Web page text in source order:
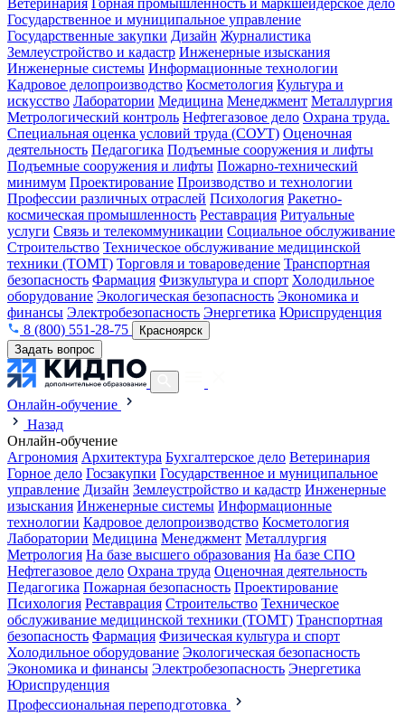
Ветеринария Горная промышленность и маркшейдерское дело
Государственное и муниципальное управление
Государственные закупки Дизайн Журналистика
Землеустройство и кадастр Инженерные изыскания
Инженерные системы Информационные технологии
Кадровое делопроизводство Косметология Культура и
искусство Лаборатории Медицина Менеджмент Металлургия
Метрологический контроль Нефтегазовое дело Охрана труда.
Специальная оценка условий труда (СОУТ) Оценочная
деятельность Педагогика Подъемные сооружения и лифты
Подъемные сооружения и лифты Пожарно-технический
минимум Проектирование Производство и технологии
Профессии различных отраслей Психология Ракетно-
космическая промышленность Реставрация Ритуальные
услуги Связь и телекоммуникации Социальное обслуживание
Строительство Техническое обслуживание медицинской
техники (ТОМТ) Торговля и товароведение Транспортная
безопасность Фармация Физкультура и спорт Холодильное
оборудование Экологическая безопасность Экономика и
финансы Электробезопасность Энергетика Юриспруденция
8 (800) 551-28-75
Красноярск
Задать вопрос
Онлайн-обучение
Назад
Онлайн-обучение
Агрономия Архитектура Бухгалтерское дело Ветеринария
Горное дело Госзакупки Государственное и муниципальное
управление Дизайн Землеустройство и кадастр Инженерные
изыскания Инженерные системы Информационные
технологии Кадровое делопроизводство Косметология
Лаборатории Медицина Менеджмент Металлургия
Метрология На базе высшего образования На базе СПО
Нефтегазовое дело Охрана труда Оценочная деятельность
Педагогика Пожарная безопасность Проектирование
Психология Реставрация Строительство Техническое
обслуживание медицинской техники (ТОМТ) Транспортная
безопасность Фармация Физическая культура и спорт
Холодильное оборудование Экологическая безопасность
Экономика и финансы Электробезопасность Энергетика
Юриспруденция
Профессиональная переподготовка